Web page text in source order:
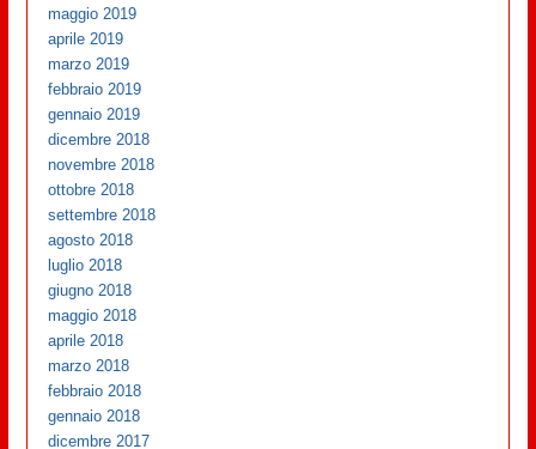
maggio 2019
aprile 2019
marzo 2019
febbraio 2019
gennaio 2019
dicembre 2018
novembre 2018
ottobre 2018
settembre 2018
agosto 2018
luglio 2018
giugno 2018
maggio 2018
aprile 2018
marzo 2018
febbraio 2018
gennaio 2018
dicembre 2017